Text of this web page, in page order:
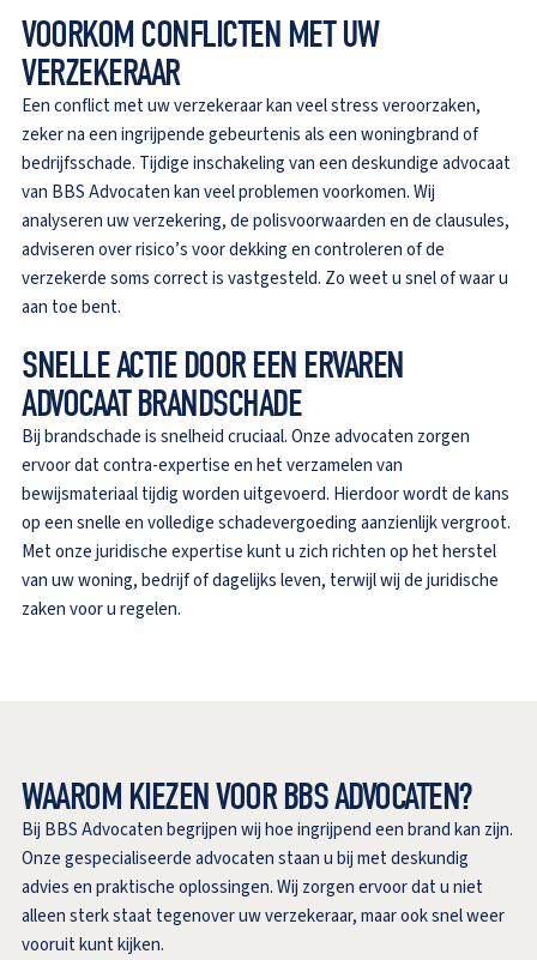
VOORKOM CONFLICTEN MET UW
VERZEKERAAR
Een conflict met uw verzekeraar kan veel stress veroorzaken,
zeker na een ingrijpende gebeurtenis als een woningbrand of
bedrijfsschade. Tijdige inschakeling van een deskundige advocaat
van BBS Advocaten kan veel problemen voorkomen. Wij
analyseren uw verzekering, de polisvoorwaarden en de clausules,
adviseren over risico’s voor dekking en controleren of de
verzekerde soms correct is vastgesteld. Zo weet u snel of waar u
aan toe bent.
SNELLE ACTIE DOOR EEN ERVAREN
ADVOCAAT BRANDSCHADE
Bij brandschade is snelheid cruciaal. Onze advocaten zorgen
ervoor dat contra-expertise en het verzamelen van
bewijsmateriaal tijdig worden uitgevoerd. Hierdoor wordt de kans
op een snelle en volledige schadevergoeding aanzienlijk vergroot.
Met onze juridische expertise kunt u zich richten op het herstel
van uw woning, bedrijf of dagelijks leven, terwijl wij de juridische
zaken voor u regelen.
WAAROM KIEZEN VOOR BBS ADVOCATEN?
Bij BBS Advocaten begrijpen wij hoe ingrijpend een brand kan zijn.
Onze gespecialiseerde advocaten staan u bij met deskundig
advies en praktische oplossingen. Wij zorgen ervoor dat u niet
alleen sterk staat tegenover uw verzekeraar, maar ook snel weer
vooruit kunt kijken.